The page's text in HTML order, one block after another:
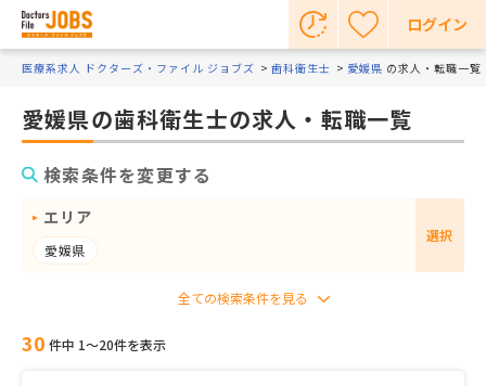
ログイン
医療系求人 ドクターズ・ファイル ジョブズ 歯科衛生士 愛媛県 の求人・転職一覧
愛媛県の歯科衛生士の求人・転職一覧
検索条件を変更する
エリア
愛媛県
選択
30 件中 1〜20件を表示